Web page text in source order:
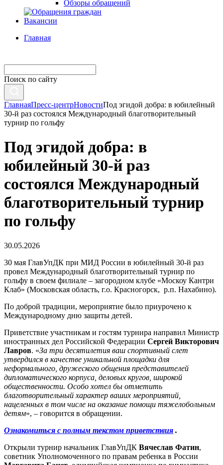
Обзоры обращений
Вакансии
Главная
Поиск по сайту
ГлавнаяПресс-центрНовостиПод эгидой добра: в юбилейный
30-й раз состоялся Международный благотворительный
турнир по гольфу
Под эгидой добра: в
юбилейный 30-й раз
состоялся Международный
благотворительный турнир
по гольфу
30.05.2026
30 мая ГлавУпДК при МИД России в юбилейный 30-й раз
провел Международный благотворительный турнир по
гольфу в своем филиале – загородном клубе «Москоу Кантри
Клаб» (Московская область, г.о. Красногорск, р.п. Нахабино).
По доброй традиции, мероприятие было приурочено к
Международному дню защиты детей.
Приветствие участникам и гостям турнира направил Министр
иностранных дел Российской Федерации Сергей Викторович
Лавров. «За три десятилетия ваш спортивный слет
утвердился в качестве уникальной площадки для
неформального, дружеского общения представителей
дипломатического корпуса, деловых кругов, широкой
общественности. Особо хотел бы отметить
благотворительный характер ваших мероприятий,
нацеленных в том числе на оказание помощи тяжелобольным
детям», – говорится в обращении.
Ознакомиться с полным текстом приветствия .
Открыли турнир начальник ГлавУпДК Вячеслав Фатин,
советник Уполномоченного по правам ребенка в России